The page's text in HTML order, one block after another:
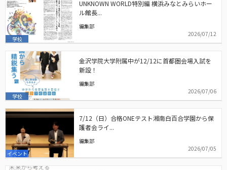
学校
UNKNOWN WORLD特別編 横浜みなとみらいホー
ル館長...
編集部
2026/07/12
学校
金沢学院大学附属中が12/12に首都圏会場入試を
新設！
編集部
2026/07/06
イベント
7/12（日）合格ONEテスト湘南白百合学園から保
護者会ライ...
編集部
2026/07/05